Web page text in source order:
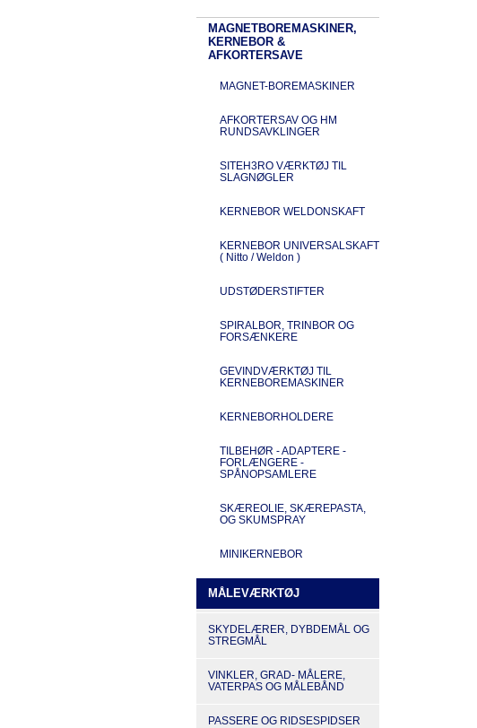
MAGNETBOREMASKINER,
KERNEBOR &
AFKORTERSAVE
MAGNET-BOREMASKINER
AFKORTERSAV OG HM
RUNDSAVKLINGER
SITEH3RO VÆRKTØJ TIL
SLAGNØGLER
KERNEBOR WELDONSKAFT
KERNEBOR UNIVERSALSKAFT
( Nitto / Weldon )
UDSTØDERSTIFTER
SPIRALBOR, TRINBOR OG
FORSÆNKERE
GEVINDVÆRKTØJ TIL
KERNEBOREMASKINER
KERNEBORHOLDERE
TILBEHØR - ADAPTERE -
FORLÆNGERE -
SPÅNOPSAMLERE
SKÆREOLIE, SKÆREPASTA,
OG SKUMSPRAY
MINIKERNEBOR
MÅLEVÆRKTØJ
SKYDELÆRER, DYBDEMÅL OG
STREGMÅL
VINKLER, GRAD- MÅLERE,
VATERPAS OG MÅLEBÅND
PASSERE OG RIDSESPIDSER